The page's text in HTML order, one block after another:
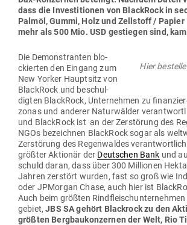
dass die Inves­ti­tionen von BlackRock in
Palmöl, Gummi, Holz und Zell­stoff /
mehr als 500 Mio. USD gestiegen sind,
Hier
Die Demons­tranten blo­
ckierten den Eingang zum
New Yorker Hauptsitz von
BlackRock und beschul­
digten BlackRock, Unter­nehmen zu
zonas und anderer Natur­wälder
und BlackRock ist an der Zer­störung des
NGOs bezeichnen BlackRock sogar als
Zer­störung des Regen­waldes
größter Aktionär der Deut­schen Bank und
schuld daran, dass über 300 Mil­lionen
Jahren zer­stört wurden, fast so groß wie
oder JPMorgan Chase, auch hier ist
Auch beim größten
gebiet,JBS SA gehört Blackrock zu den
größten Berg­bau­kon­zernen der Welt, Rio